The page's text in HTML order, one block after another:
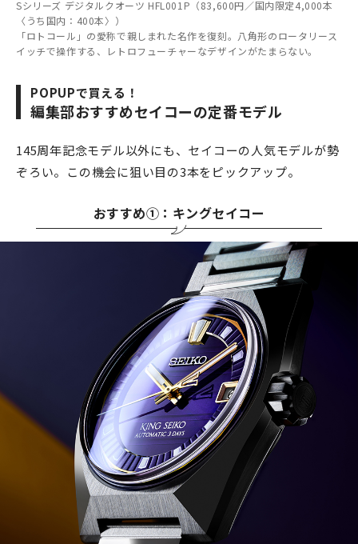
Sシリーズ デジタルクオーツ HFL001P（83,600円／国内限定4,000本
〈うち国内：400本〉）
「ロトコール」の愛称で親しまれた名作を復刻。八角形のロータリース
イッチで操作する、レトロフューチャーなデザインがたまらない。
POPUPで買える！
編集部おすすめセイコーの定番モデル
145周年記念モデル以外にも、セイコーの人気モデルが勢
ぞろい。この機会に狙い目の3本をピックアップ。
おすすめ①：キングセイコー